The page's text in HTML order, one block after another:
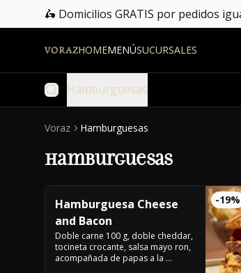
🛵 Domicilios GRATIS por pedidos
HOMEMENÚSUCURSALES
Hamburguesas
Voraz Hamburguesas
Hamburguesas
-19%
Hamburguesa Cheese
and Bacon
Doble carne 100 g, doble cheddar,
tocineta crocante, salsa mayo ron,
acompañada de papas a la